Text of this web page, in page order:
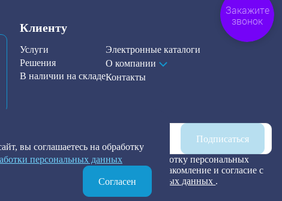
вы соглашаетесь на обработку
персональных данных
Согласен
Клиенту
Услуги
Решения
В наличии на складе
Электронные каталоги
О компании
Контакты
Подписаться
Я предоставляю согласие на обработку персональных
данных, а также подтверждаю ознакомление и согласие с
Политикой обработки персональных данных .
Закажите
звонок